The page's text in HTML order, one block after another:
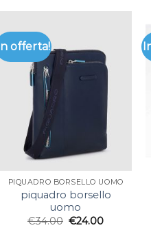
In offerta!
PIQUADRO BORSELLO UOMO
piquadro borsello
uomo
€34.00 €24.00